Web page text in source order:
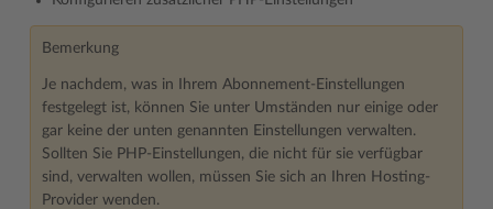
Bemerkung
Je nachdem, was in Ihrem Abonnement-Einstellungen
festgelegt ist, können Sie unter Umständen nur einige oder
gar keine der unten genannten Einstellungen verwalten.
Sollten Sie PHP-Einstellungen, die nicht für sie verfügbar
sind, verwalten wollen, müssen Sie sich an Ihren Hosting-
Provider wenden.